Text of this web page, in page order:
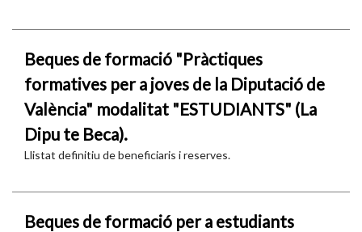
Beques de formació "Pràctiques
formatives per a joves de la Diputació de
València" modalitat "ESTUDIANTS" (La
Dipu te Beca).
Llistat definitiu de beneficiaris i reserves.
Beques de formació per a estudiants